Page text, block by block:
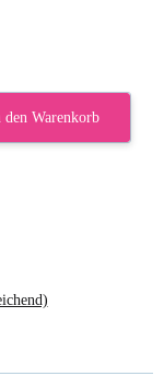
den Warenkorb